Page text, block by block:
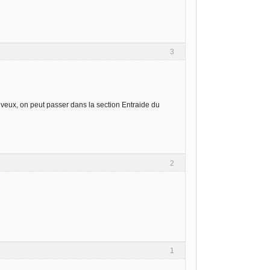
3
on peut passer dans la section Entraide du
2
1